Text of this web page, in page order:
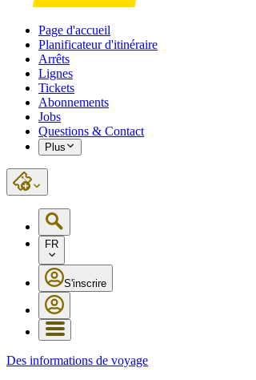
Page d'accueil
Planificateur d'itinéraire
Arrêts
Lignes
Tickets
Abonnements
Jobs
Questions & Contact
Plus
FR
S'inscrire
Des informations de voyage